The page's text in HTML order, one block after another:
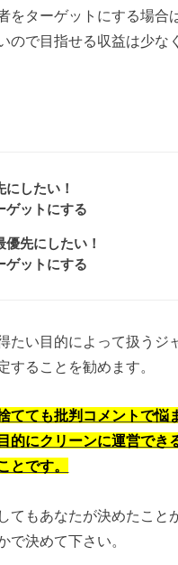
をターゲットにする場合
ので目指せる収益は少な
したい！
ゲットにする
先にしたい！
ゲットにする
たい目的によって扱うジ
することを勧めます。
てても批判コメントで悩
的にクリーンに運営でき
とです。
てもあなたが決めたこと
で決めて下さい。